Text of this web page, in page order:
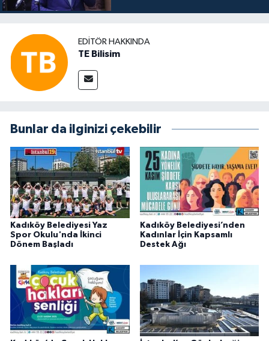
EDITÖR HAKKINDA
TE Bilisim
Bunlar da ilginizi çekebilir
Kadıköy Belediyesi Yaz
Spor Okulu'nda İkinci
Dönem Başladı
Kadıköy Belediyesi’nden
Kadınlar İçin Kapsamlı
Destek Ağı